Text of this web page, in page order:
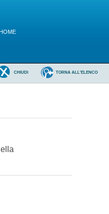
HOME
TORNA ALL'ELENCO
CHIUDI